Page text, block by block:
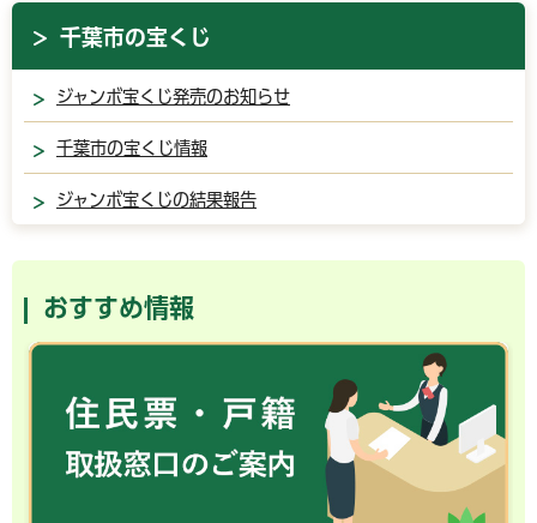
千葉市の宝くじ
ジャンボ宝くじ発売のお知らせ
千葉市の宝くじ情報
ジャンボ宝くじの結果報告
おすすめ情報